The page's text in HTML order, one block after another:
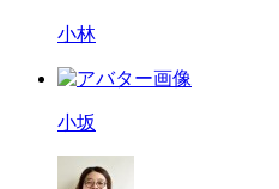
小林
小坂